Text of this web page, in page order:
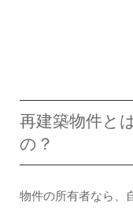
再建築物件と
の？
物件の所有者なら、